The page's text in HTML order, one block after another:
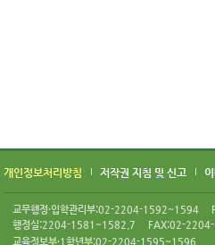
개인정보처리방침 저작권 지침 및 신고
교무행정·입학관리부:02-2204-1592~1594
행정실:2204-1581~1582.7
FAX:02-
교육정보부·1학년부:02-2204-1595~1596